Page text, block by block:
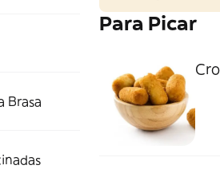
Brasa
Para Picar